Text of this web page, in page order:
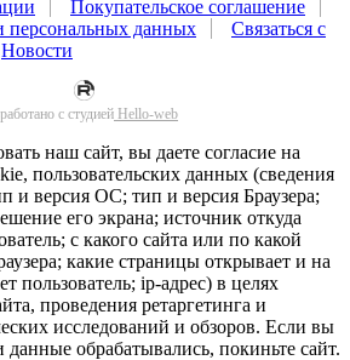
Покупательское соглашение
персональных данных
Связаться с
Новости
с студией Hello-web
наш сайт, вы даете согласие на
пользовательских данных (сведения
и версия ОС; тип и версия Браузера;
его экрана; источник откуда
с какого сайта или по какой
какие страницы открывает и на
пользователь; ip-адрес) в целях
проведения ретаргетинга и
исследований и обзоров. Если вы
обрабатывались, покиньте сайт.